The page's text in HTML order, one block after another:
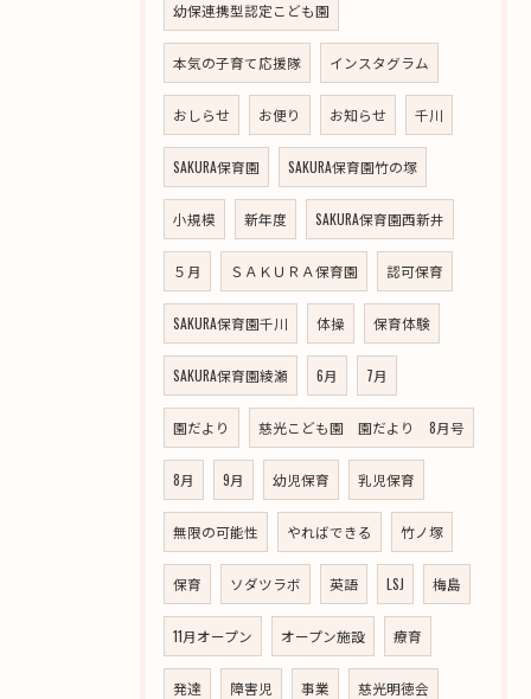
幼保連携型認定こども園
本気の子育て応援隊 インスタグラム
おしらせ お便り お知らせ 千川
SAKURA保育園 SAKURA保育園竹の塚
小規模 新年度 SAKURA保育園西新井
５月 ＳＡＫＵＲＡ保育園 認可保育
SAKURA保育園千川 体操 保育体験
SAKURA保育園綾瀬 6月 7月
園だより 慈光こども園 園だより 8月号
8月 9月 幼児保育 乳児保育
無限の可能性 やればできる 竹ノ塚
保育 ソダツラボ 英語 LSJ 梅島
11月オープン オープン施設 療育
発達 障害児 事業 慈光明徳会